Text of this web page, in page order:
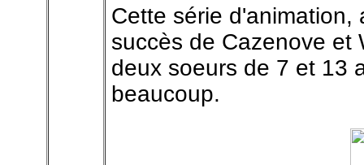
Cette série
succès de Cazenove et
deux soeurs de 7 et 13
beaucoup.